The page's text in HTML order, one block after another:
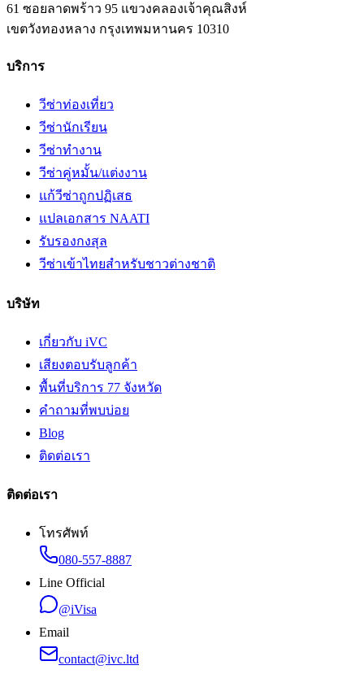
61 ซอยลาดพร้าว 95 แขวงคลองเจ้าคุณสิงห์
เขตวังทองหลาง กรุงเทพมหานคร 10310
บริการ
วีซ่าท่องเที่ยว
วีซ่านักเรียน
วีซ่าทำงาน
วีซ่าคู่หมั้น/แต่งงาน
แก้วีซ่าถูกปฏิเสธ
แปลเอกสาร NAATI
รับรองกงสุล
วีซ่าเข้าไทยสำหรับชาวต่างชาติ
บริษัท
เกี่ยวกับ iVC
เสียงตอบรับลูกค้า
พื้นที่บริการ 77 จังหวัด
คำถามที่พบบ่อย
Blog
ติดต่อเรา
ติดต่อเรา
โทรศัพท์
080-557-8887
Line Official
@iVisa
Email
contact@ivc.ltd